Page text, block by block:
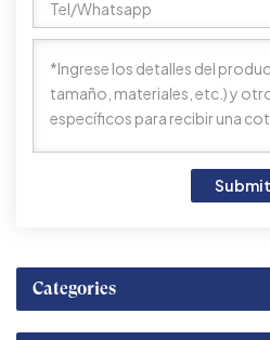
Submit
Categories